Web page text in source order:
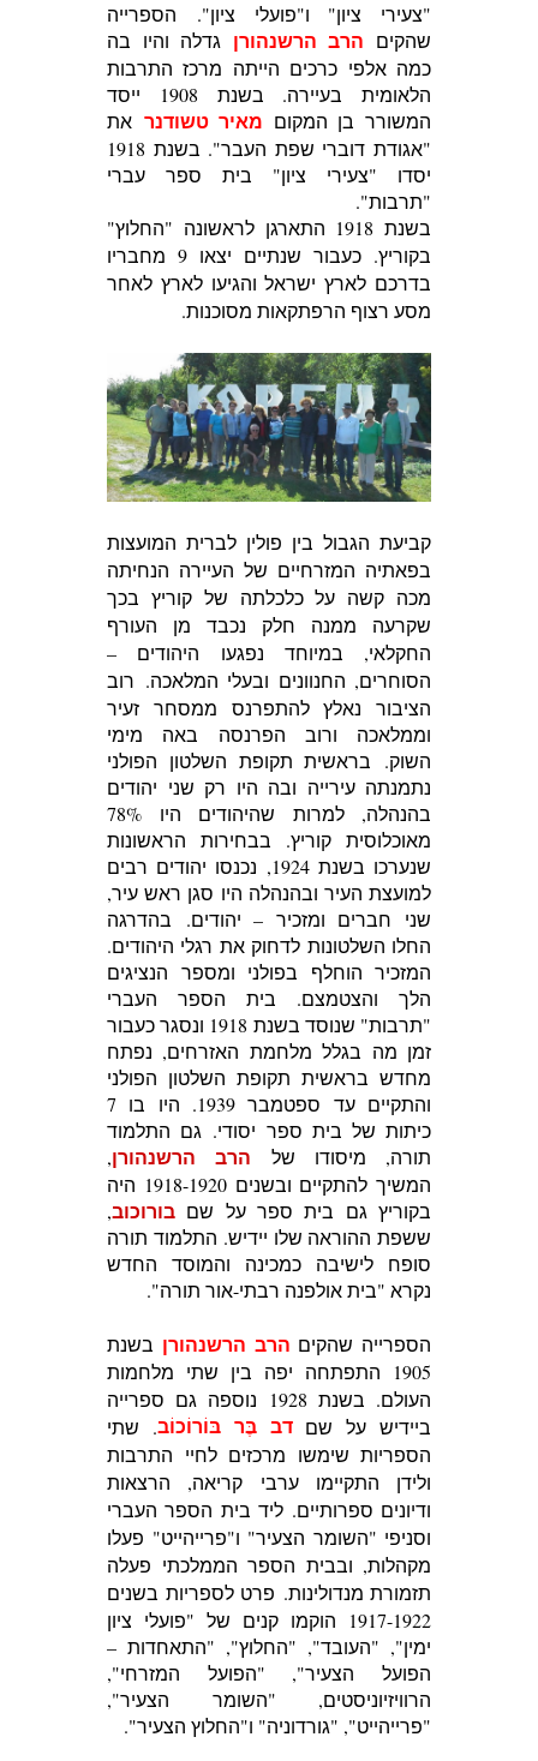
"צעירי ציון" ו"פועלי ציון". הספרייה
שהקים הרב הרשנהורן גדלה והיו בה
כמה אלפי כרכים הייתה מרכז התרבות
הלאומית בעיירה. בשנת 1908 ייסד
המשורר בן המקום מאיר טשודנר את
"אגודת דוברי שפת העבר". בשנת 1918
יסדו "צעירי ציון" בית ספר עברי
"תרבות".
בשנת 1918 התארגן לראשונה "החלוץ"
בקוריץ. כעבור שנתיים יצאו 9 מחבריו
בדרכם לארץ ישראל והגיעו לארץ לאחר
מסע רצוף הרפתקאות מסוכנות.
קביעת הגבול בין פולין לברית המועצות
בפאתיה המזרחיים של העיירה הנחיתה
מכה קשה על כלכלתה של קוריץ בכך
שקרעה ממנה חלק נכבד מן העורף
החקלאי, במיוחד נפגעו היהודים –
הסוחרים, החנוונים ובעלי המלאכה. רוב
הציבור נאלץ להתפרנס ממסחר זעיר
וממלאכה ורוב הפרנסה באה מימי
השוק. בראשית תקופת השלטון הפולני
נתמנתה עירייה ובה היו רק שני יהודים
בהנהלה, למרות שהיהודים היו 78%
מאוכלוסית קוריץ. בבחירות הראשונות
שנערכו בשנת 1924, נכנסו יהודים רבים
למועצת העיר ובהנהלה היו סגן ראש עיר,
שני חברים ומזכיר – יהודים. בהדרגה
החלו השלטונות לדחוק את רגלי היהודים.
המזכיר הוחלף בפולני ומספר הנציגים
הלך והצטמצם. בית הספר העברי
"תרבות" שנוסד בשנת 1918 ונסגר כעבור
זמן מה בגלל מלחמת האזרחים, נפתח
מחדש בראשית תקופת השלטון הפולני
והתקיים עד ספטמבר 1939. היו בו 7
כיתות של בית ספר יסודי. גם התלמוד
תורה, מיסודו של הרב הרשנהורן,
המשיך להתקיים ובשנים 1918-1920 היה
בקוריץ גם בית ספר על שם בורוכוב,
ששפת ההוראה שלו יידיש. התלמוד תורה
סופח לישיבה כמכינה והמוסד החדש
נקרא "בית אולפנה רבתי-אור תורה".
הספרייה שהקים הרב הרשנהורן בשנת
1905 התפתחה יפה בין שתי מלחמות
העולם. בשנת 1928 נוספה גם ספרייה
ביידיש על שםדב בֶּר בּוֹרוֹכוֹב. שתי
הספריות שימשו מרכזים לחיי התרבות
ולידן התקיימו ערבי קריאה, הרצאות
ודיונים ספרותיים. ליד בית הספר העברי
וסניפי "השומר הצעיר" ו"פרייהייט" פעלו
מקהלות, ובבית הספר הממלכתי פעלה
תזמורת מנדולינות. פרט לספריות בשנים
1917-1922 הוקמו קנים של "פועלי ציון
ימין", "העובד", "החלוץ", "התאחדות –
הפועל הצעיר", "הפועל המזרחי",
הרוויזיוניסטים, "השומר הצעיר",
"פרייהייט", "גורדוניה" ו"החלוץ הצעיר".